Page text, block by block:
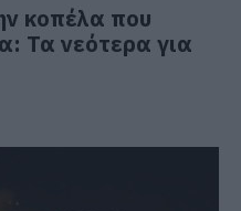
κοπέλα που
Τα νεότερα για